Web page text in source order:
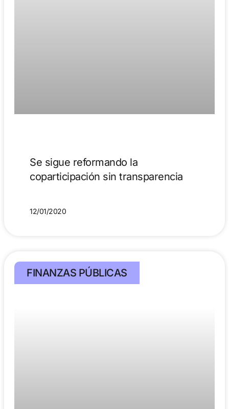
Se sigue reformando la
coparticipación sin transparencia
12/01/2020
FINANZAS PÚBLICAS